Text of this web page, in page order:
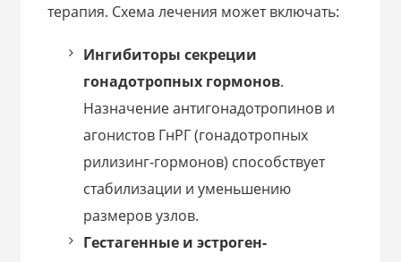
терапия. Схема лечения может включать:
Ингибиторы секреции
гонадотропных гормонов.
Назначение антигонадотропинов и
агонистов ГнРГ (гонадотропных
рилизинг-гормонов) способствует
стабилизации и уменьшению
размеров узлов.
Гестагенные и эстроген-